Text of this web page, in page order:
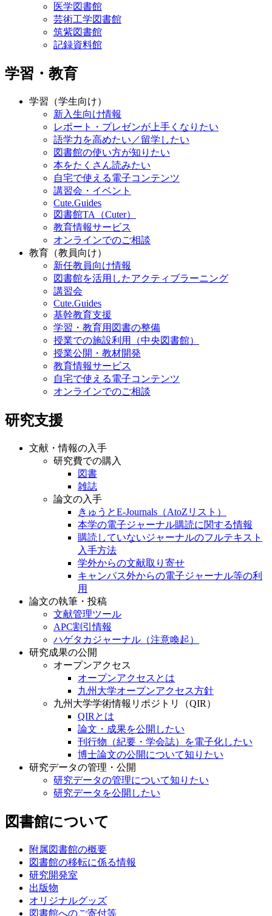
医学図書館
芸術工学図書館
筑紫図書館
記録資料館
学習・教育
学習（学生向け）
新入生向け情報
レポート・プレゼンが上手くなりたい
語学力を高めたい／留学したい
図書館の使い方が知りたい
本をたくさん読みたい
自宅で使える電子コンテンツ
講習会・イベント
Cute.Guides
図書館TA（Cuter）
教育情報サービス
オンラインでのご相談
教育（教員向け）
新任教員向け情報
図書館を活用したアクティブラーニング
講習会
Cute.Guides
基幹教育支援
学習・教育用図書の整備
授業での施設利用（中央図書館）
授業公開・教材開発
教育情報サービス
自宅で使える電子コンテンツ
オンラインでのご相談
研究支援
文献・情報の入手
研究費での購入
図書
雑誌
論文の入手
きゅうとE-Journals（AtoZリスト）
本学の電子ジャーナル購読に関する情報
購読していないジャーナルのフルテキスト
入手方法
学外からの文献取り寄せ
キャンパス外からの電子ジャーナル等の利
用
論文の執筆・投稿
文献管理ツール
APC割引情報
ハゲタカジャーナル（注意喚起）
研究成果の公開
オープンアクセス
オープンアクセスとは
九州大学オープンアクセス方針
九州大学学術情報リポジトリ（QIR）
QIRとは
論文・成果を公開したい
刊行物（紀要・学会誌）を電子化したい
博士論文の公開について知りたい
研究データの管理・公開
研究データの管理について知りたい
研究データを公開したい
図書館について
附属図書館の概要
図書館の移転に係る情報
研究開発室
出版物
オリジナルグッズ
図書館へのご寄付等